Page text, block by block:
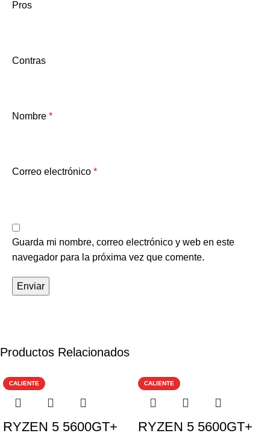
Pros
Contras
Nombre *
Correo electrónico *
Guarda mi nombre, correo electrónico y web en este
navegador para la próxima vez que comente.
Productos Relacionados
CALIENTE
RYZEN 5 5600GT+
CALIENTE
RYZEN 5 5600GT+